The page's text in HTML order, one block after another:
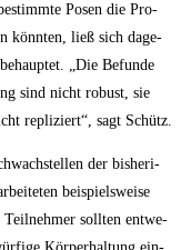
Posen die Pro­
könn­ten, ließ sich dage­
„Die Befun­de
sind nicht robust, sie
repli­ziert“, sagt Schütz.
der bis­he­ri­
bei­spiels­wei­se
soll­ten ent­we­